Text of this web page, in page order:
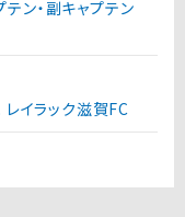
テン・副キャプテン
イラック滋賀FC